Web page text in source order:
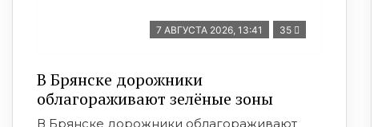
7 АВГУСТА 2026, 13:41 35
В Брянске дорожники
облагораживают зелёные зоны
В Брянске дорожники облагораживают